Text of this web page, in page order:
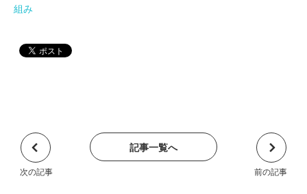
組み
記事一覧へ